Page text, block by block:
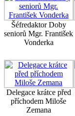
Šéfredaktor Doby
seniorů Mgr. František
Vonderka
Delegace krátce před
příchodem Miloše
Zemana